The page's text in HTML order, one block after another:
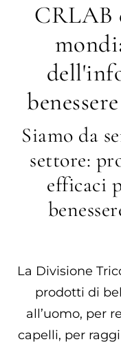
CRLAB
Siamo da
settore:
efficaci
La Divisione
prodotti di
all’uomo, per
capelli, per